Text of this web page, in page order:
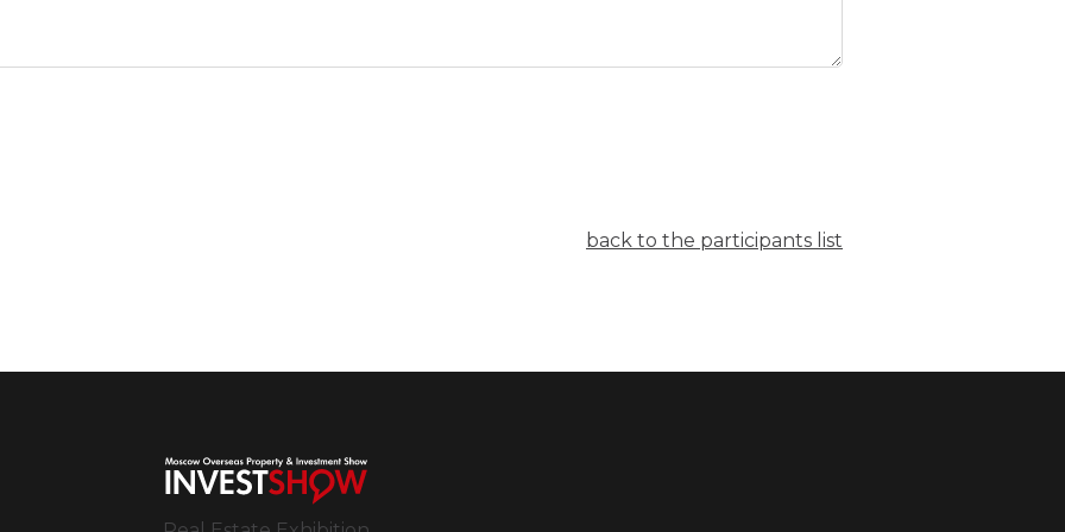
back to the participants list